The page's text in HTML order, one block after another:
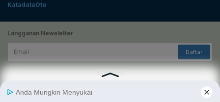
KatadataOto
Langganan Newsletter
Daftar
Ikuti Kami